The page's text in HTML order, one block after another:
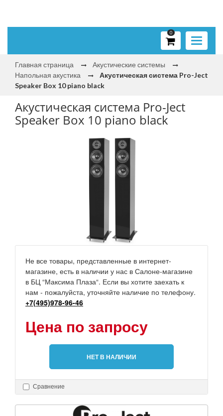
Toggle
0
Главная страница
Акустические системы
Напольная акустика
Акустическая система Pro-Ject
Speaker Box 10 piano black
Акустическая система Pro-Ject
Speaker Box 10 piano black
Не все товары, представленные в интернет-
магазине, есть в наличии у нас в Салоне-магазине
в БЦ “Максима Плаза“. Если вы хотите заехать к
нам - пожалуйста, уточняйте наличие по телефону.
+7(495)978-96-46
Цена по запросу
НЕТ В НАЛИЧИИ
Сравнение